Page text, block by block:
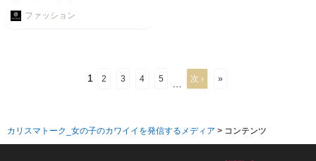
ファッション
1 2 3 4 5 次 › »
カリスマトーク_女の子のカワイイを発信するメディア > コンテンツ